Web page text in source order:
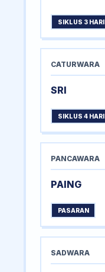
SIKLUS 3 HARI
CATURWARA
SRI
SIKLUS 4 HARI
PANCAWARA
PAING
PASARAN
SADWARA